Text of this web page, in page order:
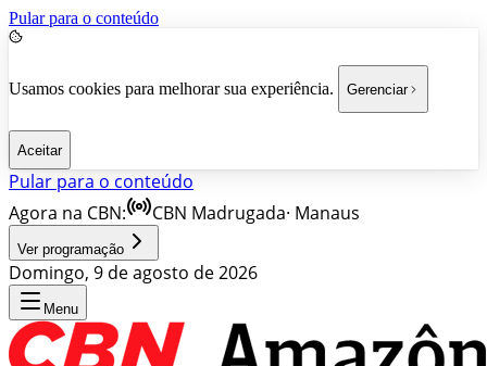
Pular para o conteúdo
Usamos cookies para melhorar sua experiência. Gerenciar
Aceitar
Pular para o conteúdo
Agora na CBN:
CBN Madrugada· Manaus
Ver programação
Domingo, 9 de agosto de 2026
Menu